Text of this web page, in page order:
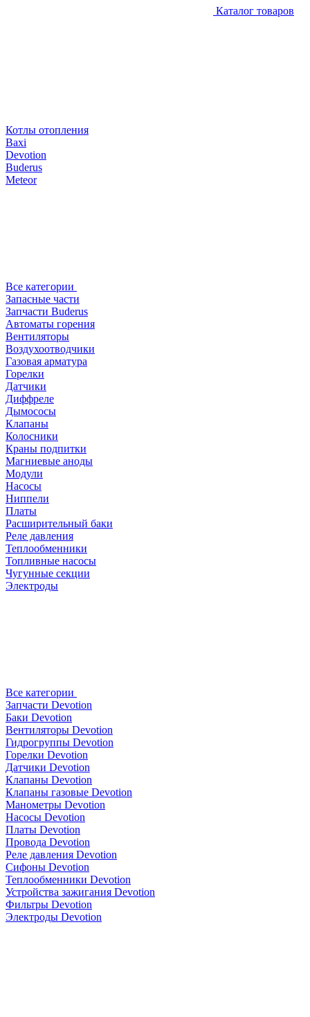
Каталог товаров
Котлы отопления
Baxi
Devotion
Buderus
Meteor
Все категории
Запасные части
Запчасти Buderus
Автоматы горения
Вентиляторы
Воздухоотводчики
Газовая арматура
Горелки
Датчики
Диффреле
Дымососы
Клапаны
Колосники
Краны подпитки
Магниевые аноды
Модули
Насосы
Ниппели
Платы
Расширительный баки
Реле давления
Теплообменники
Топливные насосы
Чугунные секции
Электроды
Все категории
Запчасти Devotion
Баки Devotion
Вентиляторы Devotion
Гидрогруппы Devotion
Горелки Devotion
Датчики Devotion
Клапаны Devotion
Клапаны газовые Devotion
Манометры Devotion
Насосы Devotion
Платы Devotion
Провода Devotion
Реле давления Devotion
Сифоны Devotion
Теплообменники Devotion
Устройства зажигания Devotion
Фильтры Devotion
Электроды Devotion